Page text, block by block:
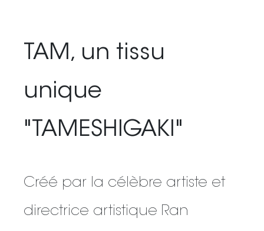
TAM, un tissu
unique
"TAMESHIGAKI"
Créé par la célèbre artiste et
directrice artistique Ran